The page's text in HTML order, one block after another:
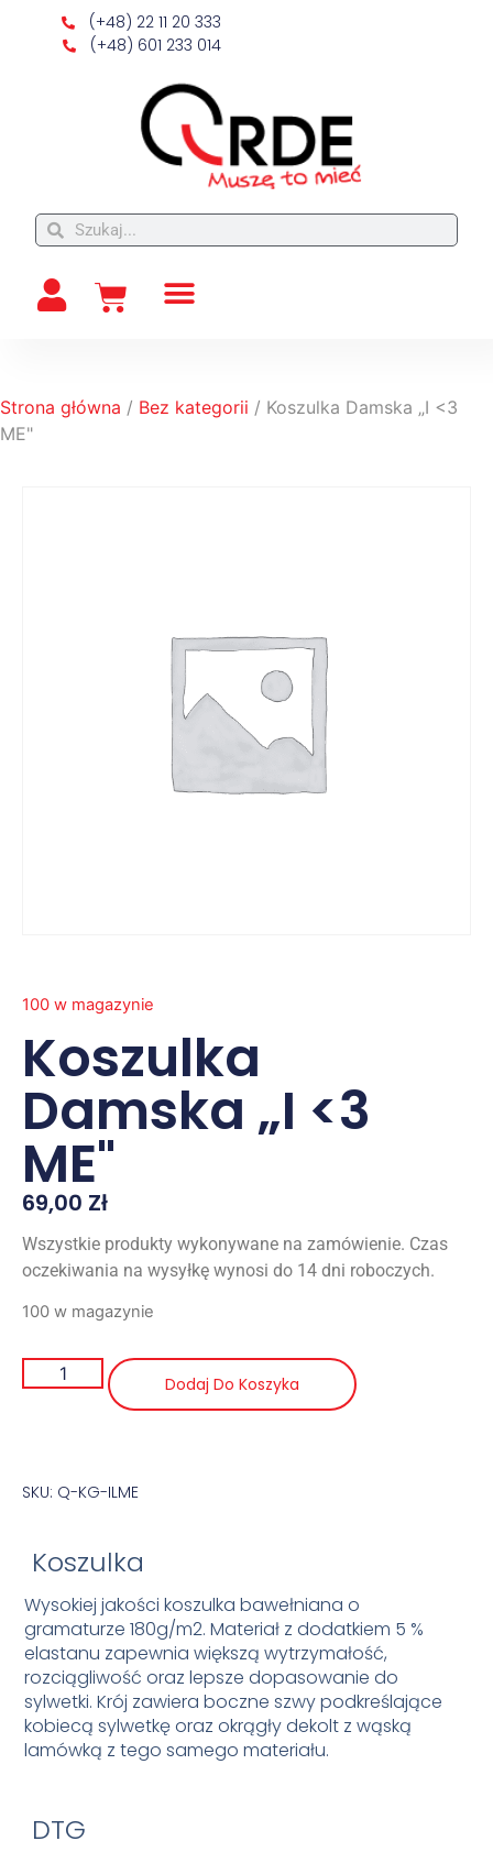
(+48) 22 11 20 333
(+48) 601 233 014
Strona główna / Bez kategorii / Koszulka Damska „I <3
ME"
100 w magazynie
Koszulka
Damska „I <3
ME"
69,00 Zł
Wszystkie produkty wykonywane na zamówienie. Czas
oczekiwania na wysyłkę wynosi do 14 dni roboczych.
100 w magazynie
Dodaj Do Koszyka
SKU: Q-KG-ILME
Koszulka
Wysokiej jakości koszulka bawełniana o
gramaturze 180g/m2. Materiał z dodatkiem 5 %
elastanu zapewnia większą wytrzymałość,
rozciągliwość oraz lepsze dopasowanie do
sylwetki. Krój zawiera boczne szwy podkreślające
kobiecą sylwetkę oraz okrągły dekolt z wąską
lamówką z tego samego materiału.
DTG